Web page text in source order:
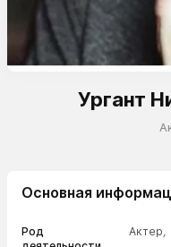
Ургант
Основная
Род
Актер,